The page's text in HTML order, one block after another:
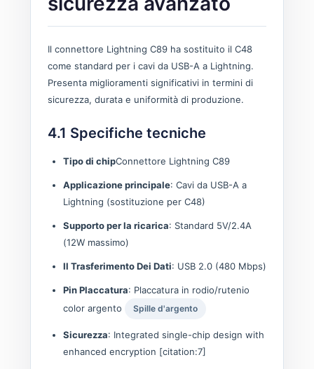
Il connettore Lightning C89 ha sostituito il C48
come standard per i cavi da USB-A a Lightning.
Presenta miglioramenti significativi in ​​termini di
sicurezza, durata e uniformità di produzione.
4.1 Specifiche tecniche
Tipo di chipConnettore Lightning C89
Applicazione principale: Cavi da USB-A a
Lightning (sostituzione per C48)
Supporto per la ricarica: Standard 5V/2.4A
(12W massimo)
Il Trasferimento Dei Dati: USB 2.0 (480 Mbps)
Pin Placcatura: Placcatura in rodio/rutenio
color argento
Spille d'argento
Sicurezza: Integrated single-chip design with
enhanced encryption [citation:7]